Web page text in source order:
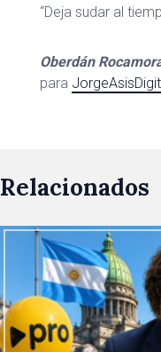
“Deja sudar al
Oberdán
para
Relacionados